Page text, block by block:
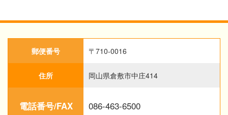
郵便番号 〒710-0016
住所 岡山県倉敷市中庄414
電話番号/FAX 086-463-6500